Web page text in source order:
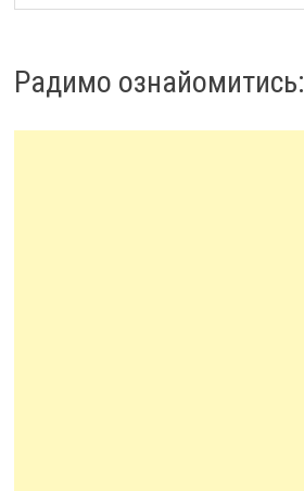
Радимо ознайомитись: